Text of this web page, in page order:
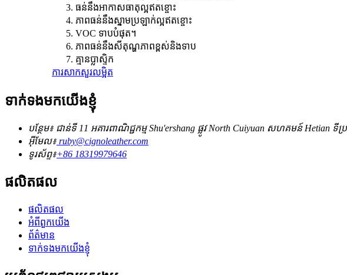
ធន់នឹងអាកាសធាតុល្អឥតខ្ចោះ
ភាពធន់នឹងស្នាមប្រឡាក់ល្អឥតខ្ចោះ
VOC ទាបបំផុត។
ភាពធន់នឹងសីតុណ្ហភាពខ្ពស់និងទាប
គ្មានប្លាស្ទិក
ការសាកសួរលម្អិត
ទាក់ទងមកយើងខ្ញុំ
បន្ថែម៖ ជាន់ទី 11 អគារពាណិជ្ជកម្ម Shu'ershang ផ្លូវ North Cuiyuan សហគមន៍ Hetian ទី
អ៊ីមែល៖ ruby@cignoleather.com
ទូរស័ព្ទ៖+86 18319979646
ផលិតផល
ផលិតផល
អំពីពួកយើង
ព័ត៌មាន
ទាក់ទងមកយើងខ្ញុំ